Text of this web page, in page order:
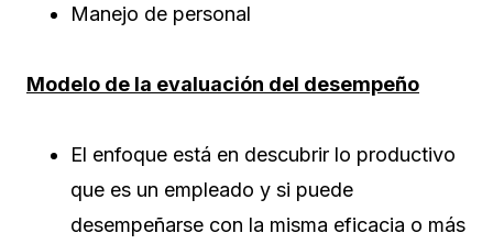
Manejo de personal
Modelo de la evaluación del desempeño
El enfoque está en descubrir lo productivo
que es un empleado y si puede
desempeñarse con la misma eficacia o más